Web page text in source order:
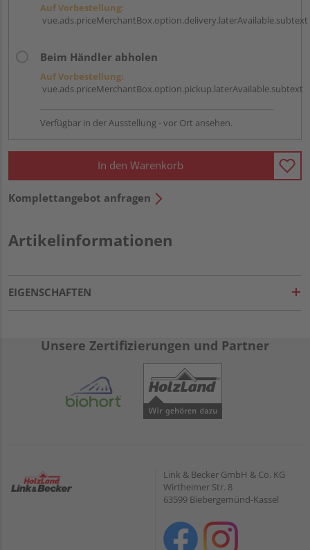
Auf Vorbestellung:
vue.ads.priceMerchantBox.option.delivery.laterAvailable.subtext
Beim Händler abholen
Auf Vorbestellung:
vue.ads.priceMerchantBox.option.pickup.laterAvailable.subtext
Verfügbar in der Ausstellung - vor Ort ansehen.
In den Warenkorb
Komplettangebot anfragen
Artikelinformationen
EIGENSCHAFTEN
Unsere Zertifizierungen und Partner
Link & Becker GmbH & Co. KG
Wirtheimer Str. 8
63599 Biebergemünd-Kassel